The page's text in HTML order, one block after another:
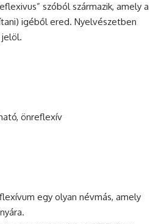
szóból származik, amely a
igéből ered. Nyelvészetben
jelöl.
önreflexív
egy olyan névmás, amely